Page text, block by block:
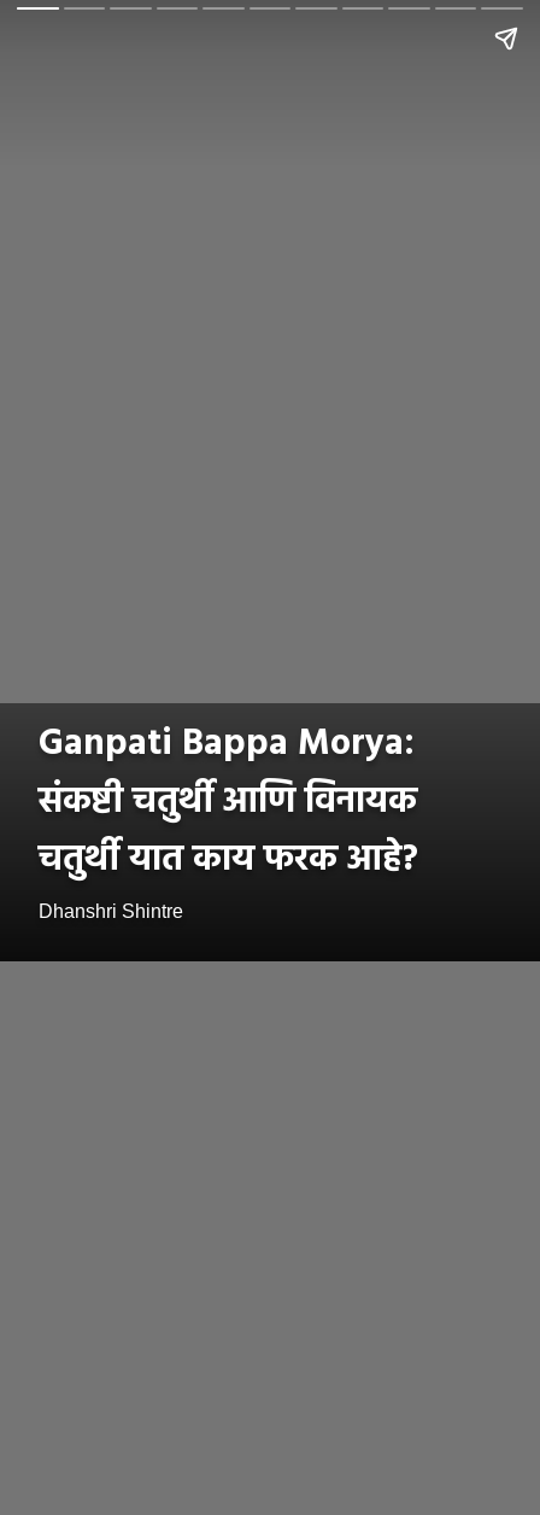
Ganpati Bappa Morya:
संकष्टी चतुर्थी आणि विनायक
चतुर्थी यात काय फरक आहे?
Dhanshri Shintre